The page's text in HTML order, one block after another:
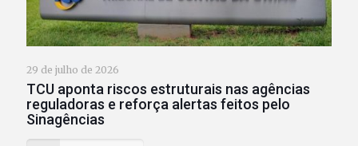
29 de julho de 2026
TCU aponta riscos estruturais nas agências
reguladoras e reforça alertas feitos pelo
Sinagências